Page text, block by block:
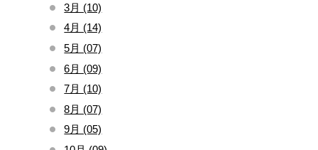
3月 (10)
4月 (14)
5月 (07)
6月 (09)
7月 (10)
8月 (07)
9月 (05)